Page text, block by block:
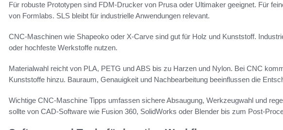
Für robuste Prototypen sind FDM-Drucker von Prusa oder Ultimaker geeignet. Für
von Formlabs. SLS bleibt für industrielle Anwendungen relevant.
CNC-Maschinen wie Shapeoko oder X-Carve sind gut für Holz und Kunststoff.
oder hochfeste Werkstoffe nutzen.
Materialwahl reicht von PLA, PETG und ABS bis zu Harzen und Nylon. Bei CNC
Kunststoffe hinzu. Bauraum, Genauigkeit und Nachbearbeitung beeinflussen die
Wichtige CNC-Maschine Tipps umfassen sichere Absaugung, Werkzeugwahl und
sollte von CAD-Software wie Fusion 360, SolidWorks oder Blender bis zum Post-